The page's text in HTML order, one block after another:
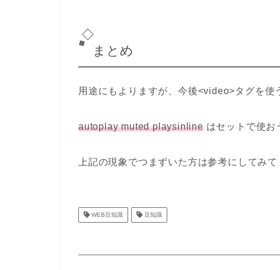
まとめ
用途にもよりますが、今後<video>タグを使
autoplay muted playsinlineはセットで使お
上記の現象でつまずいた方は参考にしてみて
WEB豆知識 豆知識